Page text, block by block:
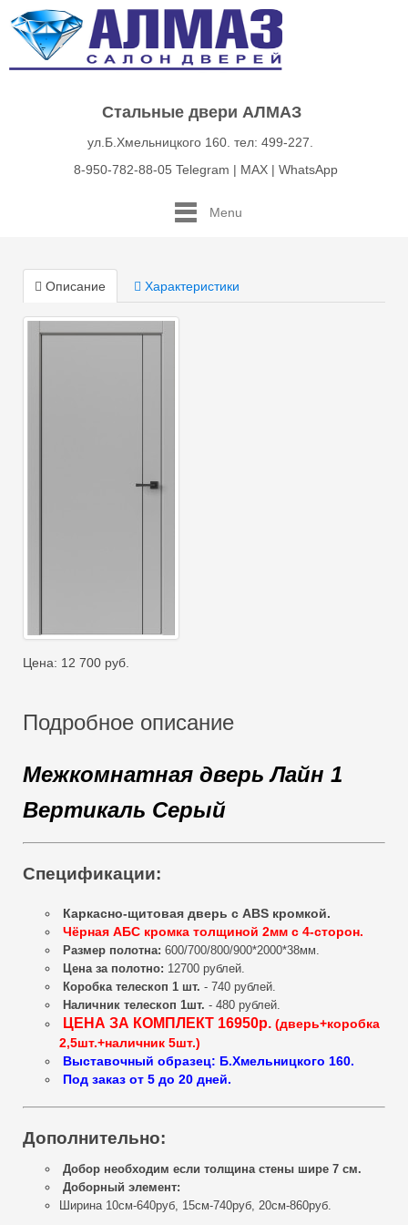
Стальные двери АЛМАЗ
ул.Б.Хмельницкого 160. тел: 499-227.
8-950-782-88-05 Telegram | MAX | WhatsApp
Menu
Описание Характеристики
Цена: 12 700 руб.
Подробное описание
Межкомнатная дверь Лайн 1
Вертикаль Серый
Спецификации:
Каркасно-щитовая дверь с ABS кромкой.
Чёрная АБС кромка толщиной 2мм с 4-сторон.
Размер полотна: 600/700/800/900*2000*38мм.
Цена за полотно: 12700 рублей.
Коробка телескоп 1 шт. - 740 рублей.
Наличник телескоп 1шт. - 480 рублей.
ЦЕНА ЗА КОМПЛЕКТ 16950р. (дверь+коробка
2,5шт.+наличник 5шт.)
Выставочный образец: Б.Хмельницкого 160.
Под заказ от 5 до 20 дней.
Дополнительно:
Добор необходим если толщина стены шире 7 см.
Доборный элемент:
Ширина 10см-640руб, 15см-740руб, 20см-860руб.